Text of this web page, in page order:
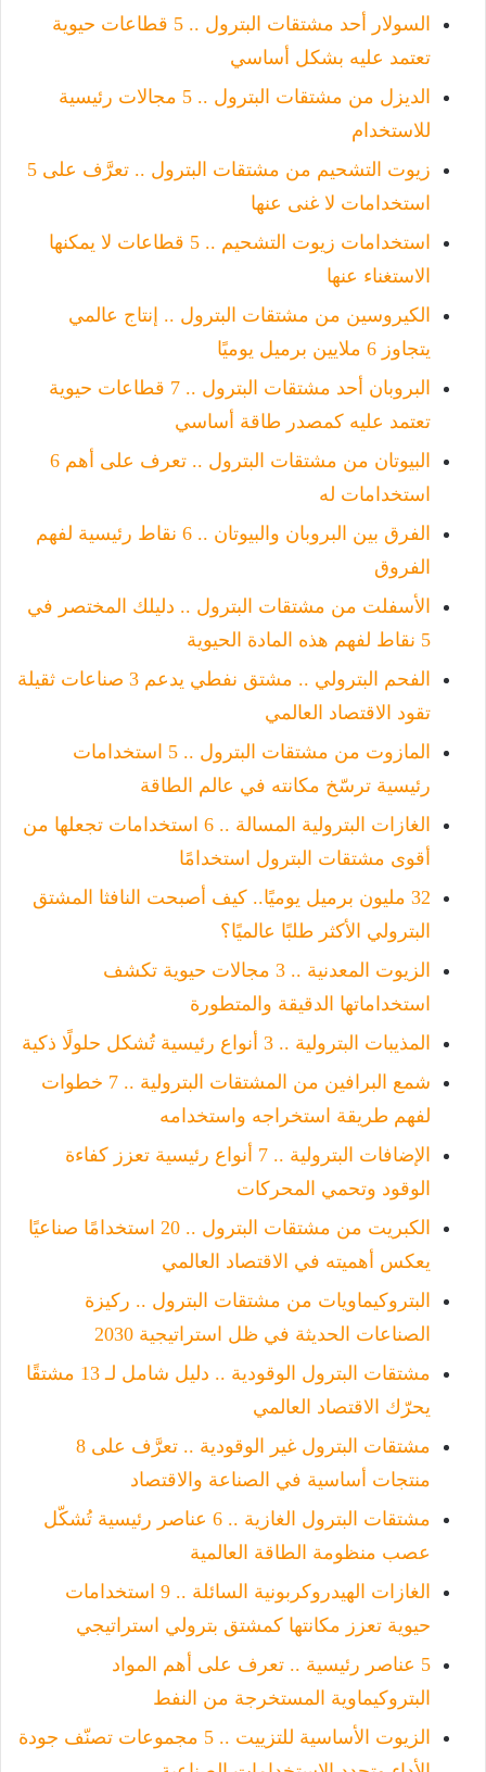
السولار أحد مشتقات البترول .. 5 قطاعات حيوية
تعتمد عليه بشكل أساسي
الديزل من مشتقات البترول .. 5 مجالات رئيسية
للاستخدام
زيوت التشحيم من مشتقات البترول .. تعرَّف على 5
استخدامات لا غنى عنها
استخدامات زيوت التشحيم .. 5 قطاعات لا يمكنها
الاستغناء عنها
الكيروسين من مشتقات البترول .. إنتاج عالمي
يتجاوز 6 ملايين برميل يوميًا
البروبان أحد مشتقات البترول .. 7 قطاعات حيوية
تعتمد عليه كمصدر طاقة أساسي
البيوتان من مشتقات البترول .. تعرف على أهم 6
استخدامات له
الفرق بين البروبان والبيوتان .. 6 نقاط رئيسية لفهم
الفروق
الأسفلت من مشتقات البترول .. دليلك المختصر في
5 نقاط لفهم هذه المادة الحيوية
الفحم البترولي .. مشتق نفطي يدعم 3 صناعات ثقيلة
تقود الاقتصاد العالمي
المازوت من مشتقات البترول .. 5 استخدامات
رئيسية ترسّخ مكانته في عالم الطاقة
الغازات البترولية المسالة .. 6 استخدامات تجعلها من
أقوى مشتقات البترول استخدامًا
32 مليون برميل يوميًا.. كيف أصبحت النافثا المشتق
البترولي الأكثر طلبًا عالميًا؟
الزيوت المعدنية .. 3 مجالات حيوية تكشف
استخداماتها الدقيقة والمتطورة
المذيبات البترولية .. 3 أنواع رئيسية تُشكل حلولًا ذكية
شمع البرافين من المشتقات البترولية .. 7 خطوات
لفهم طريقة استخراجه واستخدامه
الإضافات البترولية .. 7 أنواع رئيسية تعزز كفاءة
الوقود وتحمي المحركات
الكبريت من مشتقات البترول .. 20 استخدامًا صناعيًا
يعكس أهميته في الاقتصاد العالمي
البتروكيماويات من مشتقات البترول .. ركيزة
الصناعات الحديثة في ظل استراتيجية 2030
مشتقات البترول الوقودية .. دليل شامل لـ 13 مشتقًا
يحرّك الاقتصاد العالمي
مشتقات البترول غير الوقودية .. تعرَّف على 8
منتجات أساسية في الصناعة والاقتصاد
مشتقات البترول الغازية .. 6 عناصر رئيسية تُشكّل
عصب منظومة الطاقة العالمية
الغازات الهيدروكربونية السائلة .. 9 استخدامات
حيوية تعزز مكانتها كمشتق بترولي استراتيجي
5 عناصر رئيسية .. تعرف على أهم المواد
البتروكيماوية المستخرجة من النفط
الزيوت الأساسية للتزييت .. 5 مجموعات تصنّف جودة